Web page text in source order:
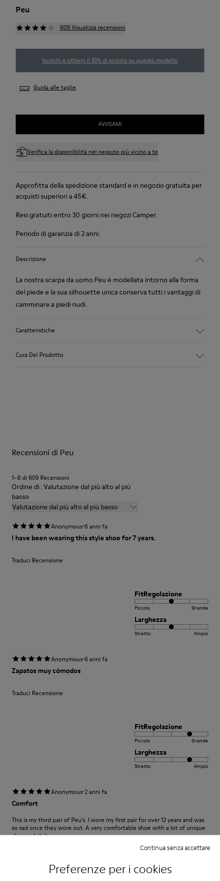
Preferenze per i cookies
Continua senza accettare
Peu
609 Visualizza recensioni
Iscriviti e ottieni il 10% di sconto su questo modello
Guida alle taglie
AVVISAMI
Verifica la disponibilità nel negozio più vicino a te
Approfitta della spedizione standard e in negozio gratuita per
acquisti superiori a 45€.
Resi gratuiti entro 30 giorni nei negozi Camper.
Periodo di garanzia di 2 anni.
Descrizione
La nostra scarpa da uomo Peu è modellata intorno alla forma
del piede e la sua silhouette unica conserva tutti i vantaggi di
camminare a piedi nudi.
Caratteristiche
Cura Del Prodotto
di scarpe, consulta la
Recensioni di Peu
1–8 di 609 Recensioni
Ordine di : Valutazione dal più alto al più
basso
Valutazione dal più alto al più basso
Anonymous·6 anni fa
I have been wearing this style shoe for 7 years.
Traduci Recensione
FitRegolazione
Piccolo Grande
Larghezza
Stretto Ampio
Anonymous·6 anni fa
Zapatos muy cómodos
Traduci Recensione
FitRegolazione
Piccolo Grande
Larghezza
Stretto Ampio
Anonymous·2 anni fa
Comfort
This is my third pair of Peu’s. I wore my first pair for over 12 years and was
so sad once they wore out. A very comfortable shoe with a lot of unique
class and style.